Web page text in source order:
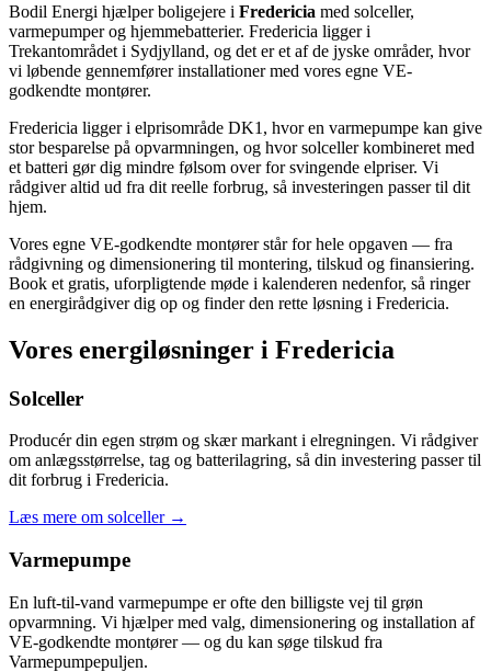
Bodil Energi hjælper boligejere i Fredericia med solceller,
varmepumper og hjemmebatterier. Fredericia ligger i
Trekantområdet i Sydjylland, og det er et af de jyske områder, hvor
vi løbende gennemfører installationer med vores egne VE-
godkendte montører.
Fredericia ligger i elprisområde DK1, hvor en varmepumpe kan give
stor besparelse på opvarmningen, og hvor solceller kombineret med
et batteri gør dig mindre følsom over for svingende elpriser. Vi
rådgiver altid ud fra dit reelle forbrug, så investeringen passer til dit
hjem.
Vores egne VE-godkendte montører står for hele opgaven — fra
rådgivning og dimensionering til montering, tilskud og finansiering.
Book et gratis, uforpligtende møde i kalenderen nedenfor, så ringer
en energirådgiver dig op og finder den rette løsning i Fredericia.
Vores energiløsninger i Fredericia
Solceller
Producér din egen strøm og skær markant i elregningen. Vi rådgiver
om anlægsstørrelse, tag og batterilagring, så din investering passer til
dit forbrug i Fredericia.
Læs mere om solceller →
Varmepumpe
En luft-til-vand varmepumpe er ofte den billigste vej til grøn
opvarmning. Vi hjælper med valg, dimensionering og installation af
VE-godkendte montører — og du kan søge tilskud fra
Varmepumpepuljen.